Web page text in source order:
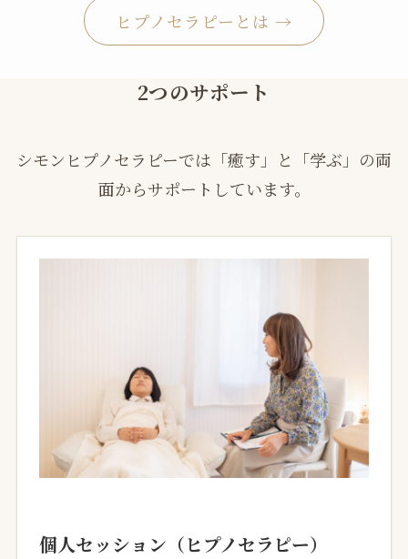
ヒプノセラピーとは →
2つのサポート
シモンヒプノセラピーでは「癒す」と「学ぶ」の両
面からサポートしています。
個人セッション（ヒプノセラピー）